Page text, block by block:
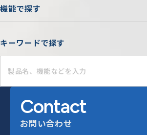
機能で探す
キーワードで探す
Contact
お問い合わせ